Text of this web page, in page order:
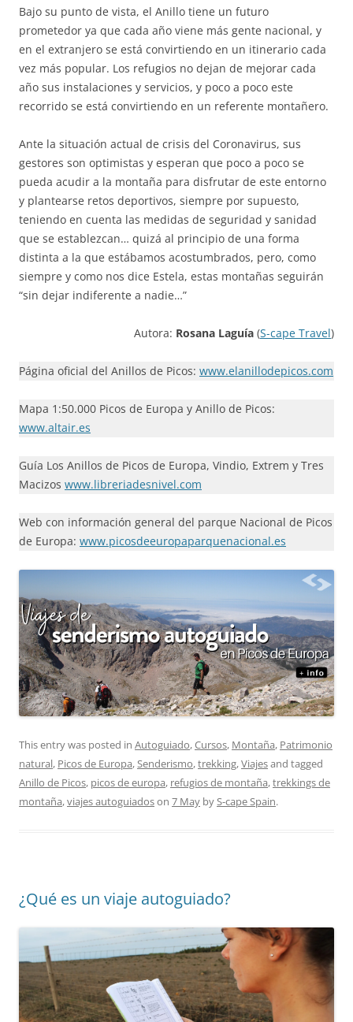
Bajo su punto de vista, el Anillo tiene un futuro
prometedor ya que cada año viene más gente nacional, y
en el extranjero se está convirtiendo en un itinerario cada
vez más popular. Los refugios no dejan de mejorar cada
año sus instalaciones y servicios, y poco a poco este
recorrido se está convirtiendo en un referente montañero.
Ante la situación actual de crisis del Coronavirus, sus
gestores son optimistas y esperan que poco a poco se
pueda acudir a la montaña para disfrutar de este entorno
y plantearse retos deportivos, siempre por supuesto,
teniendo en cuenta las medidas de seguridad y sanidad
que se establezcan… quizá al principio de una forma
distinta a la que estábamos acostumbrados, pero, como
siempre y como nos dice Estela, estas montañas seguirán
“sin dejar indiferente a nadie…”
Autora: Rosana Laguía (S-cape Travel)
Página oficial del Anillos de Picos: www.elanillodepicos.com
Mapa 1:50.000 Picos de Europa y Anillo de Picos:
www.altair.es
Guía Los Anillos de Picos de Europa, Vindio, Extrem y Tres
Macizos www.libreriadesnivel.com
Web con información general del parque Nacional de Picos
de Europa: www.picosdeeuropaparquenacional.es
This entry was posted in Autoguiado,Cursos, Montaña, Patrimonio
natural, Picos de Europa,Senderismo,trekking,Viajesand tagged
Anillo de Picos, picos de europa, refugios de montaña,trekkings de
montaña,viajes autoguiadoson 7 May byS-cape Spain.
¿Qué es un viaje autoguiado?